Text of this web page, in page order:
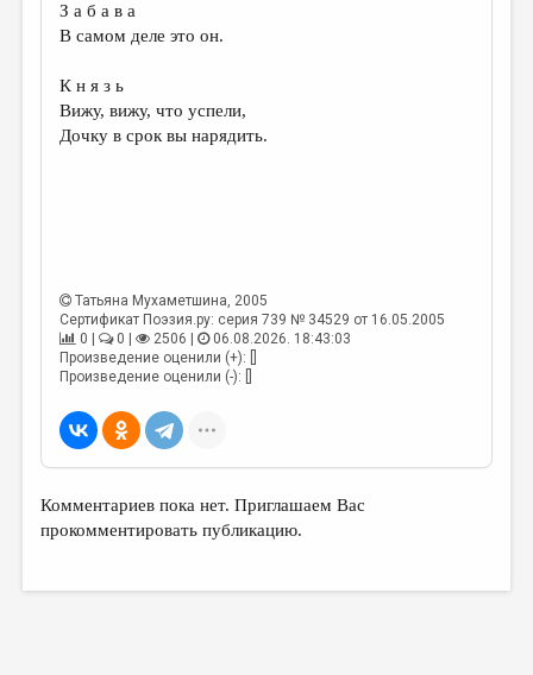
З а б а в а
В самом деле это он.
К н я з ь
Вижу, вижу, что успели,
Дочку в срок вы нарядить.
Татьяна Мухаметшина, 2005
Сертификат Поэзия.ру: серия 739 № 34529 от 16.05.2005
0 |
0 | 2506 |
06.08.2026. 18:43:03
Произведение оценили (+): []
Произведение оценили (-): []
Комментариев пока нет. Приглашаем Вас
прокомментировать публикацию.